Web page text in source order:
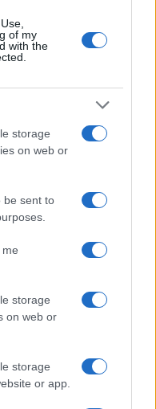
of my
with the
storage
on web or
be sent to
storage
on web or
storage
or app.
un